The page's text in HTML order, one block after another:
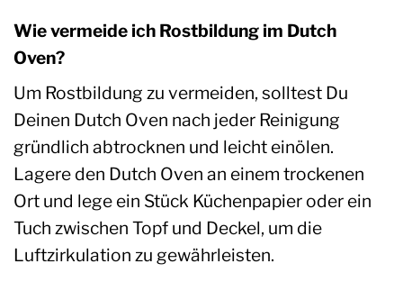
Wie vermeide ich Rostbildung im Dutch
Oven?
Um Rostbildung zu vermeiden, solltest Du
Deinen Dutch Oven nach jeder Reinigung
gründlich abtrocknen und leicht einölen.
Lagere den Dutch Oven an einem trockenen
Ort und lege ein Stück Küchenpapier oder ein
Tuch zwischen Topf und Deckel, um die
Luftzirkulation zu gewährleisten.